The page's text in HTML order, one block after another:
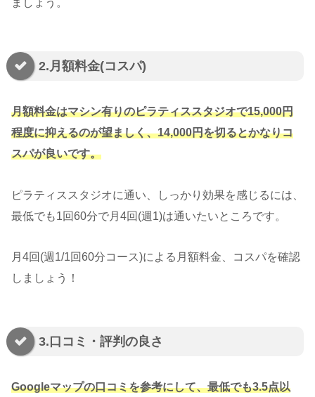
2.月額料金(コスパ)
月額料金はマシン有りのピラティススタジオで15,000円
程度に抑えるのが望ましく、14,000円を切るとかなりコ
スパが良いです。
ピラティススタジオに通い、しっかり効果を感じるには、
最低でも1回60分で月4回(週1)は通いたいところです。
月4回(週1/1回60分コース)による月額料金、コスパを確認
しましょう！
3.口コミ・評判の良さ
Googleマップの口コミを参考にして、最低でも3.5点以